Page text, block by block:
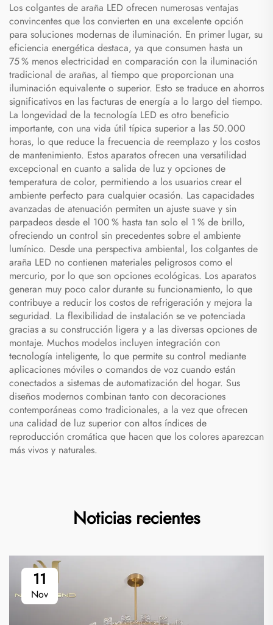
Los colgantes de araña LED ofrecen numerosas ventajas
convincentes que los convierten en una excelente opción
para soluciones modernas de iluminación. En primer lugar, su
eficiencia energética destaca, ya que consumen hasta un
75 % menos electricidad en comparación con la iluminación
tradicional de arañas, al tiempo que proporcionan una
iluminación equivalente o superior. Esto se traduce en ahorros
significativos en las facturas de energía a lo largo del tiempo.
La longevidad de la tecnología LED es otro beneficio
importante, con una vida útil típica superior a las 50.000
horas, lo que reduce la frecuencia de reemplazo y los costos
de mantenimiento. Estos aparatos ofrecen una versatilidad
excepcional en cuanto a salida de luz y opciones de
temperatura de color, permitiendo a los usuarios crear el
ambiente perfecto para cualquier ocasión. Las capacidades
avanzadas de atenuación permiten un ajuste suave y sin
parpadeos desde el 100 % hasta tan solo el 1 % de brillo,
ofreciendo un control sin precedentes sobre el ambiente
lumínico. Desde una perspectiva ambiental, los colgantes de
araña LED no contienen materiales peligrosos como el
mercurio, por lo que son opciones ecológicas. Los aparatos
generan muy poco calor durante su funcionamiento, lo que
contribuye a reducir los costos de refrigeración y mejora la
seguridad. La flexibilidad de instalación se ve potenciada
gracias a su construcción ligera y a las diversas opciones de
montaje. Muchos modelos incluyen integración con
tecnología inteligente, lo que permite su control mediante
aplicaciones móviles o comandos de voz cuando están
conectados a sistemas de automatización del hogar. Sus
diseños modernos combinan tanto con decoraciones
contemporáneas como tradicionales, a la vez que ofrecen
una calidad de luz superior con altos índices de
reproducción cromática que hacen que los colores aparezcan
más vivos y naturales.
Noticias recientes
11
Nov